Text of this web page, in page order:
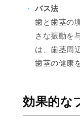
バス法
歯と歯茎の
さな振動を
は、歯茎周
歯茎の健康
効果的な